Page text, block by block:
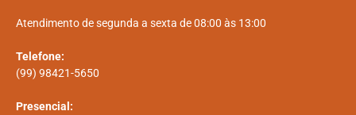
Atendimento de segunda a sexta de 08:00 às 13:00
Telefone:
(99) 98421-5650
Presencial: